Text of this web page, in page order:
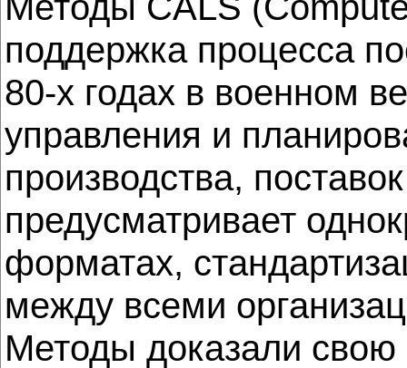
поддержка процесса
80-х годах в военном
управления и
производства,
предусматривает
форматах,
между всеми
Методы доказали